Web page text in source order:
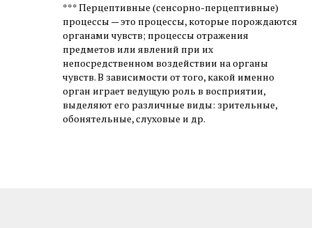
*** Перцептивные (сенсорно-перцептивные)
процессы — это процессы, которые порождаются
органами чувств; процессы отражения
предметов или явлений при их
непосредственном воздействии на органы
чувств. В зависимости от того, какой именно
орган играет ведущую роль в восприятии,
выделяют его различные виды: зрительные,
обонятельные, слуховые и др.